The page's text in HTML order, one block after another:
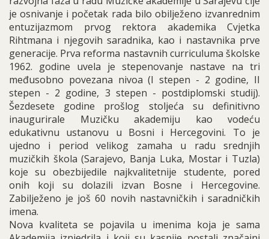
je osnivanje i početak rada bilo obilježeno izvanrednim
entuzijazmom prvog rektora akademika Cvjetka
Rihtmana i njegovih saradnika, kao i nastavnika prve
generacije. Prva reforma nastavnih curriculuma školske
1962. godine uvela je stepenovanje nastave na tri
međusobno povezana nivoa (I stepen - 2 godine, II
stepen - 2 godine, 3 stepen - postdiplomski studij).
Šezdesete godine prošlog stoljeća su definitivno
inaugurirale Muzičku akademiju kao vodeću
edukativnu ustanovu u Bosni i Hercegovini. To je
ujedno i period velikog zamaha u radu srednjih
muzičkih škola (Sarajevo, Banja Luka, Mostar i Tuzla)
koje su obezbijedile najkvalitetnije studente, pored
onih koji su dolazili izvan Bosne i Hercegovine.
Zabilježeno je još 60 novih nastavničkih i saradničkih
imena.
Nova kvaliteta se pojavila u imenima koja je sama